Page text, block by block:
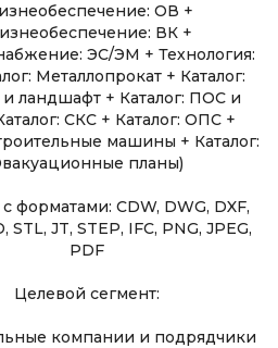
ОВ +
ВК +
ЭС/ЭМ + Технология:
Металлопрокат + Каталог:
и ландшафт + Каталог: ПОС и
СКС + Каталог: ОПС +
машины + Каталог:
планы)
с форматами: CDW, DWG, DXF,
STL, JT, STEP, IFC, PNG, JPEG,
PDF
Целевой сегмент:
компании и подрядчики